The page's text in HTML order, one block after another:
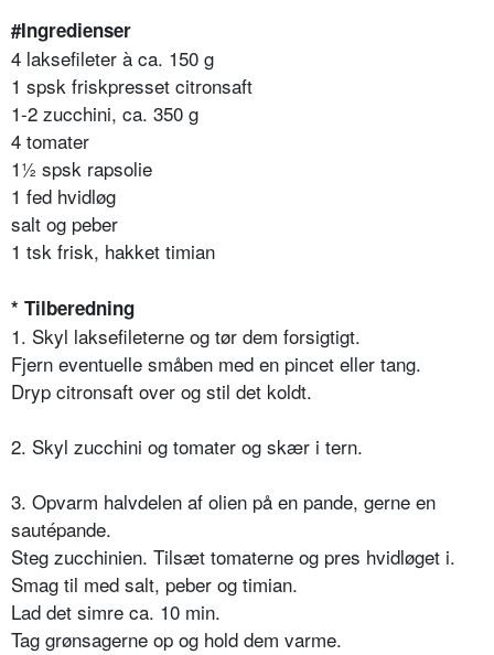
#Ingredienser
4 laksefileter à ca. 150 g
1 spsk friskpresset citronsaft
1-2 zucchini, ca. 350 g
4 tomater
1½ spsk rapsolie
1 fed hvidløg
salt og peber
1 tsk frisk, hakket timian
* Tilberedning
1. Skyl laksefileterne og tør dem forsigtigt.
Fjern eventuelle småben med en pincet eller tang.
Dryp citronsaft over og stil det koldt.
2. Skyl zucchini og tomater og skær i tern.
3. Opvarm halvdelen af olien på en pande, gerne en
sautépande.
Steg zucchinien. Tilsæt tomaterne og pres hvidløget i.
Smag til med salt, peber og timian.
Lad det simre ca. 10 min.
Tag grønsagerne op og hold dem varme.